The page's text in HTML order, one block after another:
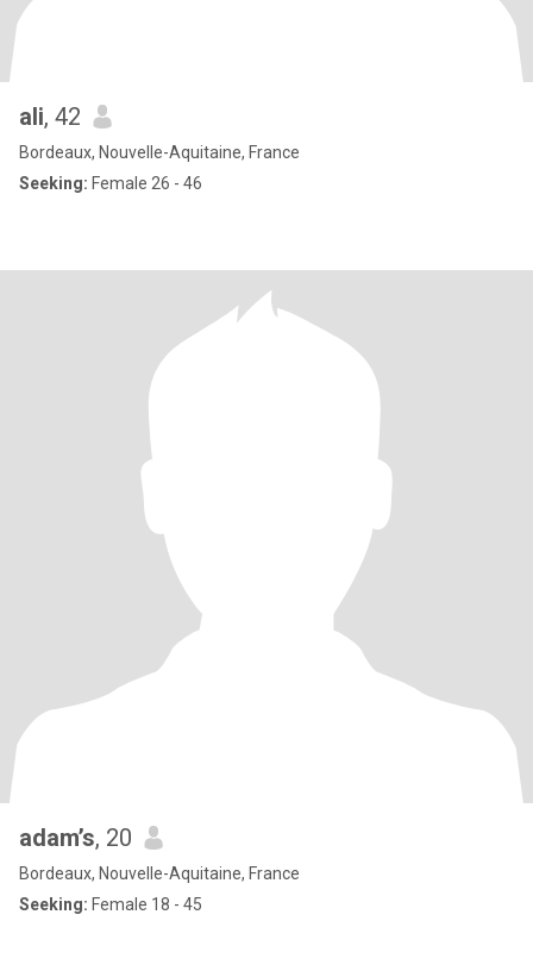
ali, 42
Bordeaux, Nouvelle-Aquitaine, France
Seeking: Female 26 - 46
adam’s, 20
Bordeaux, Nouvelle-Aquitaine, France
Seeking: Female 18 - 45